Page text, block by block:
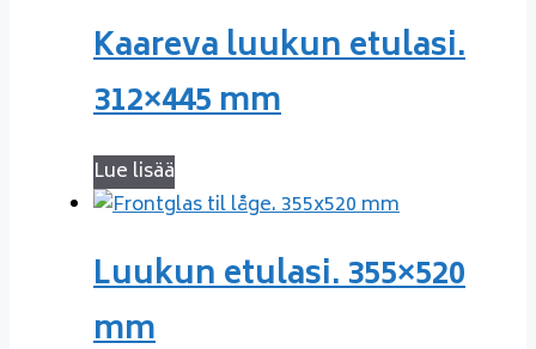
Kaareva luukun etulasi.
312×445 mm
Lue lisää
Luukun etulasi. 355×520
mm